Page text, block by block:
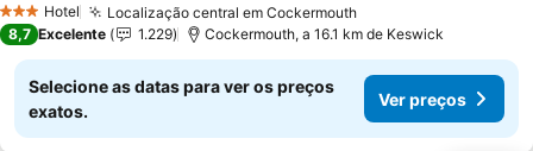
3 EstrelasHotel Localização central em Cockermouth
8,7 Excelente 1.229 Cockermouth, a 16.1 km de Keswick
Selecione as datas para ver os preços
exatos.
Ver preços